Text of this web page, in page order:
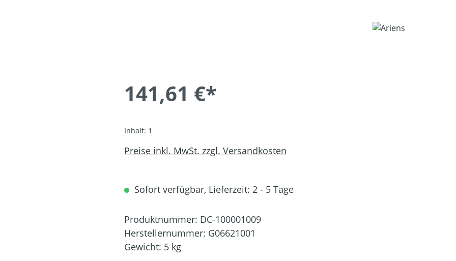
141,61 €*
Inhalt: 1
Preise inkl. MwSt. zzgl. Versandkosten
Sofort verfügbar, Lieferzeit: 2 - 5 Tage
Produktnummer: DC-100001009
Herstellernummer: G06621001
Gewicht: 5 kg